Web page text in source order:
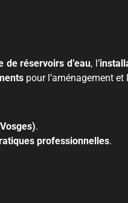
de réservoirs d’eau, l’
pour l’aménagement
.
professionnelles.